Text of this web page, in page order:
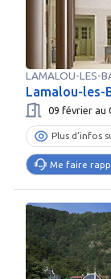
LAMALOU-LES-
Lamalou-les-
09 février au
Plus d’infos
Me faire